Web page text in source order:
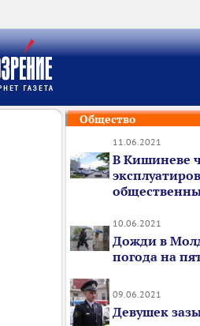
Общество
11.06.2021
В Кишиневе
10.06.2021
Дожди в
погода на
09.06.2021
Девушек